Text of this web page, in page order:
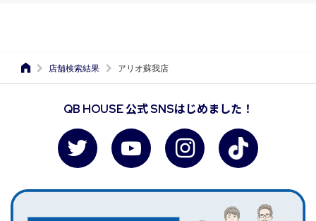
店舗検索結果 アリオ蘇我店
QB HOUSE 公式 SNSはじめました！